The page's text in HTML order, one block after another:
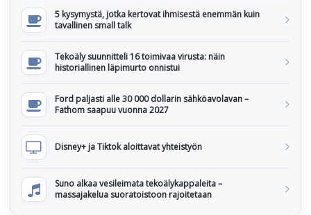
5 kysymystä, jotka kertovat ihmisestä enemmän kuin
tavallinen small talk
Tekoäly suunnitteli 16 toimivaa virusta: näin
historiallinen läpimurto onnistui
Ford paljasti alle 30 000 dollarin sähköavolavan –
Fathom saapuu vuonna 2027
Disney+ ja Tiktok aloittavat yhteistyön
Suno alkaa vesileimata tekoälykappaleita –
massajakelua suoratoistoon rajoitetaan